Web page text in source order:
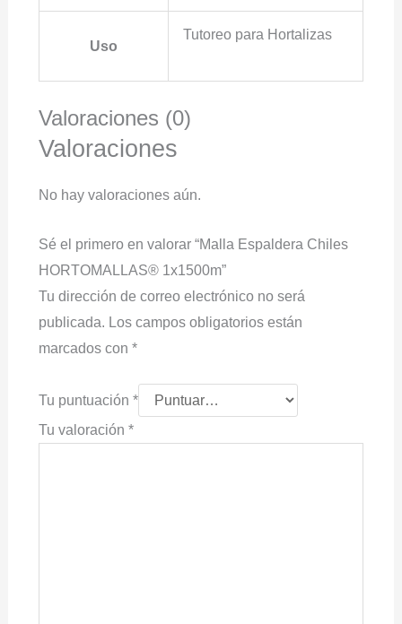
Uso
Tutoreo para Hortalizas
Valoraciones (0)
Valoraciones
No hay valoraciones aún.
Sé el primero en valorar “Malla Espaldera Chiles
HORTOMALLAS® 1x1500m”
Tu dirección de correo electrónico no será
publicada. Los campos obligatorios están
marcados con *
Tu puntuación *
Tu valoración *